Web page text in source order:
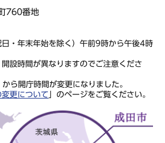
760番地
・年末年始を除く）午前9時から午後4時
設時間が異なりますのでご注意くださ
ら開庁時間が変更になりました。
更について 」のページをご覧ください。